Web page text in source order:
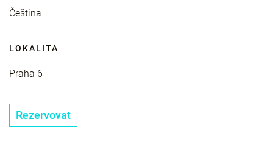
Čeština
LOKALITA
Praha 6
Rezervovat